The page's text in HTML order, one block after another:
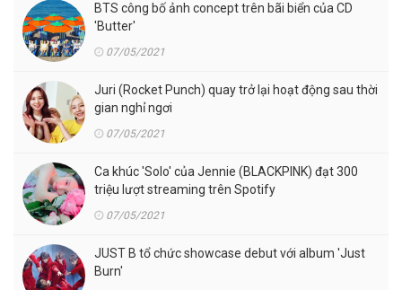
BTS công bố ảnh concept trên bãi biển của CD
'Butter'
07/05/2021
Juri (Rocket Punch) quay trở lại hoạt động sau thời
gian nghỉ ngơi
07/05/2021
Ca khúc 'Solo' của Jennie (BLACKPINK) đạt 300
triệu lượt streaming trên Spotify
07/05/2021
JUST B tổ chức showcase debut với album 'Just
Burn'